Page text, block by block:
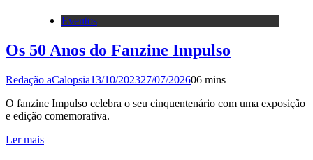
Eventos
Os 50 Anos do Fanzine Impulso
Redação aCalopsia13/10/202327/07/202606 mins
O fanzine Impulso celebra o seu cinquentenário com uma exposição
e edição comemorativa.
Ler mais